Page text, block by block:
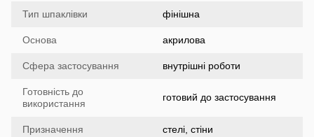
Тип шпаклівки фінішна
Основа акрилова
Сфера застосування внутрішні роботи
Готовність до
використання
готовий до застосування
Призначення стелі, стіни